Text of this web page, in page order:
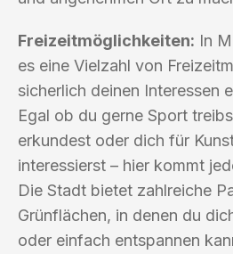
Freizeitmöglichkeiten: In
es eine Vielzahl von
sicherlich deinen Interessen
Egal ob du gerne Sport
erkundest oder dich für
interessierst – hier kommt
Die Stadt bietet zahlreiche
Grünflächen, in denen du
oder einfach entspannen